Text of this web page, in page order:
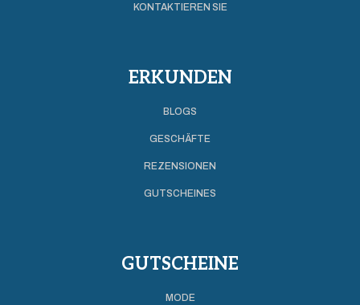
KONTAKTIEREN SIE
ERKUNDEN
BLOGS
GESCHÄFTE
REZENSIONEN
GUTSCHEINES
GUTSCHEINE
MODE